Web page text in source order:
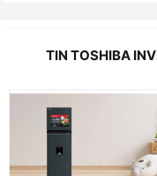
TIN TOSHIBA